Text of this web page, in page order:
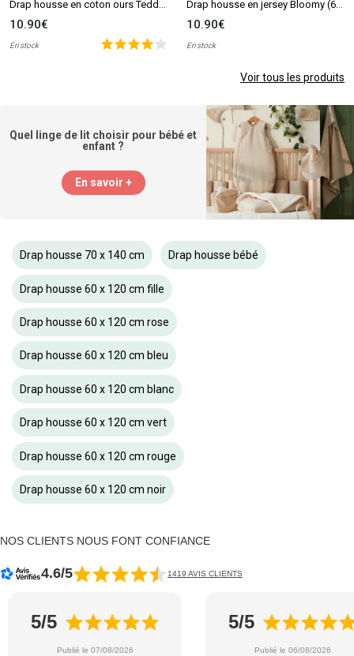
10.90€
En stock
10.90€
En stock
Voir tous les produits
Quel linge de lit choisir pour bébé et
enfant ?
En savoir +
Drap housse 70 x 140 cm Drap housse bébé
Drap housse 60 x 120 cm fille
Drap housse 60 x 120 cm rose
Drap housse 60 x 120 cm bleu
Drap housse 60 x 120 cm blanc
Drap housse 60 x 120 cm vert
Drap housse 60 x 120 cm rouge
Drap housse 60 x 120 cm noir
NOS CLIENTS NOUS FONT CONFIANCE
4.6/5 1419 AVIS CLIENTS
5/5
Publié le 07/08/2026
5/5
Publié le 06/08/2026